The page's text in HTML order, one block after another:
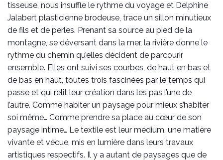
tisseuse, nous insuffle le rythme du voyage et Delphine
Jalabert plasticienne brodeuse, trace un sillon minutieux
de fils et de perles. Prenant sa source au pied de la
montagne, se déversant dans la mer, la rivière donne le
rythme du chemin qu’elles décident de parcourir
ensemble. Elles ont suivi ses courbes, de haut en bas et
de bas en haut, toutes trois fascinées par le temps qui
passe et qui relit leur création dans les pas l’une de
l’autre. Comme habiter un paysage pour mieux s’habiter
soi même… Comme prendre sa place au cœur de son
paysage intime… Le textile est leur médium, une matière
vivante et vécue, mis en lumière dans leurs travaux
artistiques respectifs. Il y a autant de paysages que de